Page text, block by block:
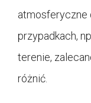
atmosferyczne
przypadkach,
terenie,
różnić.